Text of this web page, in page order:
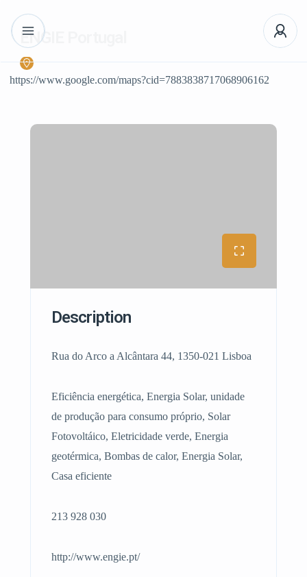
ENGIE Portugal
https://www.google.com/maps?cid=7883838717068906162
Description
Rua do Arco a Alcântara 44, 1350-021 Lisboa
Eficiência energética, Energia Solar, unidade
de produção para consumo próprio, Solar
Fotovoltáico, Eletricidade verde, Energia
geotérmica, Bombas de calor, Energia Solar,
Casa eficiente
213 928 030
http://www.engie.pt/